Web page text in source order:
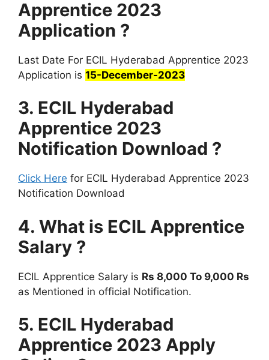
Apprentice 2023
Application ?
Last Date For ECIL Hyderabad Apprentice 2023
Application is 15-December-2023
3. ECIL Hyderabad
Apprentice 2023
Notification Download ?
Click Here for ECIL Hyderabad Apprentice 2023
Notification Download
4. What is ECIL Apprentice
Salary ?
ECIL Apprentice Salary is Rs 8,000 To 9,000 Rs
as Mentioned in official Notification.
5. ECIL Hyderabad
Apprentice 2023 Apply